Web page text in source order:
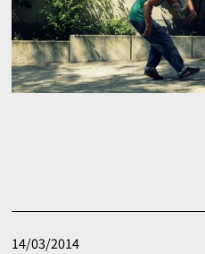
Published
14/03/2014